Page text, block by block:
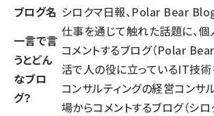
ブログ名 シロクマ日報、Polar Bear
一言で言
うとどん
なブロ
グ？
仕事を通じて触れた話題に、
コメントするブログ（Polar
活で人の役に立っているIT技術
コンサルティングの経営コンサ
場からコメントするブログ（シロ